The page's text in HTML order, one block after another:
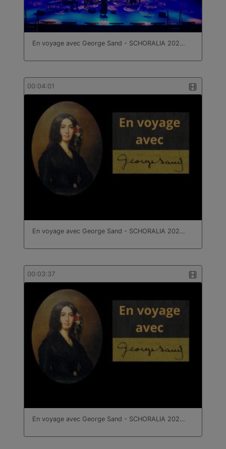
En voyage avec George Sand - SCHORALIA 202…
00:04:01
En voyage avec George Sand - SCHORALIA 202…
00:03:37
En voyage avec George Sand - SCHORALIA 202…